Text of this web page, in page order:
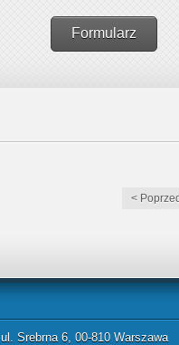
Formularz
<
ul. Srebrna 6, 00-810 Warszawa